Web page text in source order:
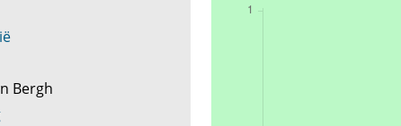
Bergh